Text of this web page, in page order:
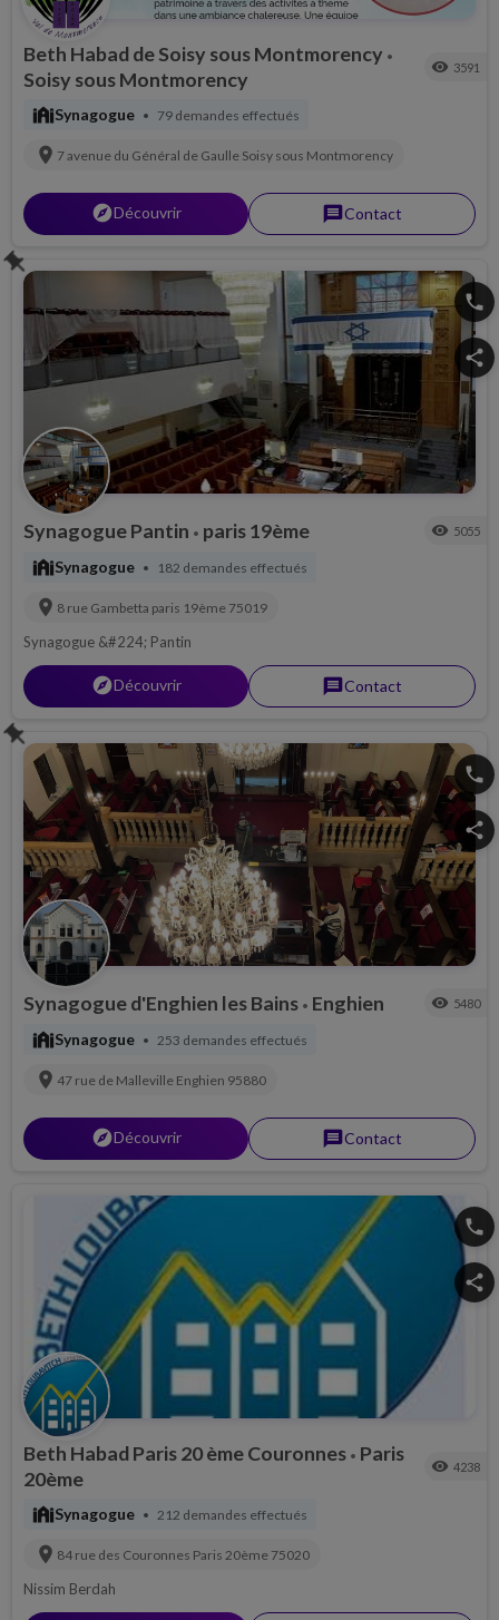
Beth Habad de Soisy sous Montmorency •
Soisy sous Montmorency visibility 3591
synagogueSynagogue • 79 demandes effectués
location_on 7 avenue du Général de Gaulle Soisy sous Montmorency
explorerDécouvrir messageContact
phone
share
Synagogue Pantin • paris 19ème visibility 5055
synagogueSynagogue • 182 demandes effectués
location_on 8 rue Gambetta paris 19ème 75019
Synagogue &#224; Pantin
explorerDécouvrir messageContact
phone
share
Synagogue d'Enghien les Bains • Enghien visibility 5480
synagogueSynagogue • 253 demandes effectués
location_on 47 rue de Malleville Enghien 95880
explorerDécouvrir messageContact
phone
share
Beth Habad Paris 20 ème Couronnes • Paris
20ème
visibility 4238
synagogueSynagogue • 212 demandes effectués
location_on 84 rue des Couronnes Paris 20ème 75020
Nissim Berdah